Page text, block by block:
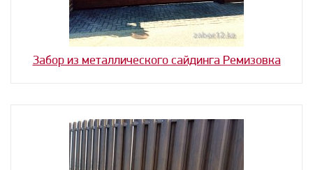
Забор из металлического сайдинга Ремизовка